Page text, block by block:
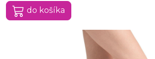
do košíka